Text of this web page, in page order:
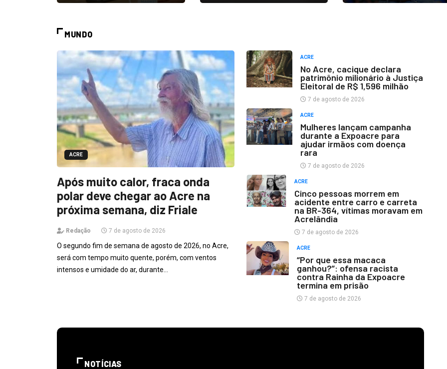
MUNDO
ACRE
Após muito calor, fraca onda
polar deve chegar ao Acre na
próxima semana, diz Friale
Redação 7 de agosto de 2026
O segundo fim de semana de agosto de 2026, no Acre,
será com tempo muito quente, porém, com ventos
intensos e umidade do ar, durante…
ACRE
No Acre, cacique declara
patrimônio milionário à Justiça
Eleitoral de R$ 1,596 milhão
7 de agosto de 2026
ACRE
Mulheres lançam campanha
durante a Expoacre para
ajudar irmãos com doença
rara
7 de agosto de 2026
ACRE
Cinco pessoas morrem em
acidente entre carro e carreta
na BR-364, vítimas moravam em
Acrelândia
7 de agosto de 2026
ACRE
“Por que essa macaca
ganhou?”: ofensa racista
contra Rainha da Expoacre
termina em prisão
7 de agosto de 2026
NOTÍCIAS